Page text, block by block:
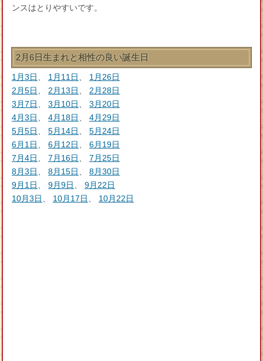
ンスはとりやすいです。
2月6日生まれと相性の良い誕生日
1月3日、 1月11日、 1月26日
2月5日、 2月13日、 2月28日
3月7日、 3月10日、 3月20日
4月3日、 4月18日、 4月29日
5月5日、 5月14日、 5月24日
6月1日、 6月12日、 6月19日
7月4日、 7月16日、 7月25日
8月3日、 8月15日、 8月30日
9月1日、 9月9日、 9月22日
10月3日、 10月17日、 10月22日